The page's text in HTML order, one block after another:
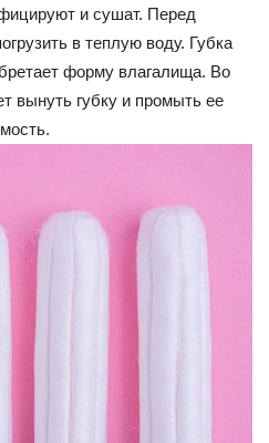
и сушат. Перед
в теплую воду. Губка
форму влагалища. Во
вынуть губку и промыть ее